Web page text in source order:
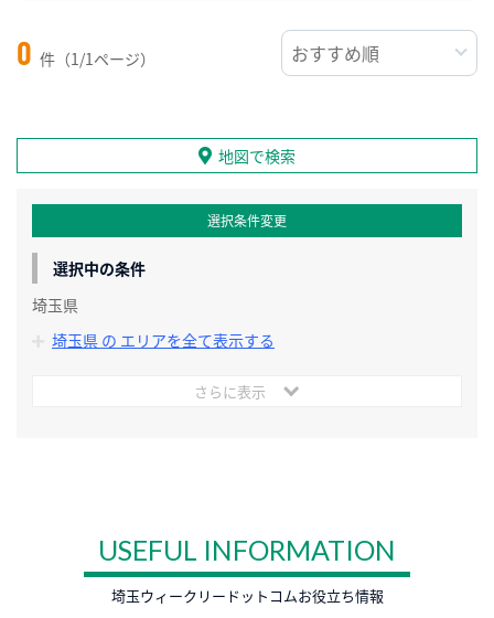
0 件（1/1ページ）
地図で検索
選択条件変更
選択中の条件
埼玉県
埼玉県 の エリアを全て表示する
さらに表示
USEFUL INFORMATION
埼玉ウィークリードットコムお役立ち情報